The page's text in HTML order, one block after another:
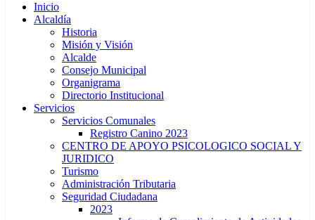
Inicio
Alcaldía
Historia
Misión y Visión
Alcalde
Consejo Municipal
Organigrama
Directorio Institucional
Servicios
Servicios Comunales
Registro Canino 2023
CENTRO DE APOYO PSICOLOGICO SOCIAL Y
JURIDICO
Turismo
Administración Tributaria
Seguridad Ciudadana
2023